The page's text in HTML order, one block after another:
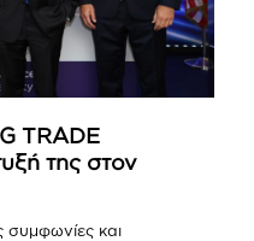
TRADE
της στον
συμφωνίες και